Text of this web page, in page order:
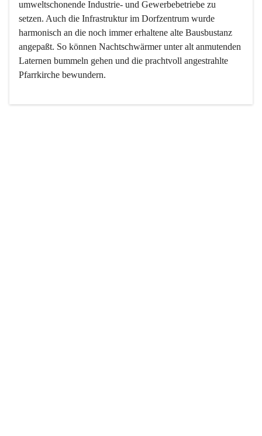
umweltschonende Industrie- und Gewerbebetriebe zu
setzen. Auch die Infrastruktur im Dorfzentrum wurde
harmonisch an die noch immer erhaltene alte Bausbustanz
angepaßt. So können Nachtschwärmer unter alt anmutenden
Laternen bummeln gehen und die prachtvoll angestrahlte
Pfarrkirche bewundern.
Der Weinbau dominert heute nicht mehr, ist aber integrativer